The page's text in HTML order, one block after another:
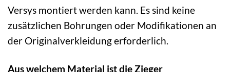
Versys montiert werden kann. Es sind keine
zusätzlichen Bohrungen oder Modifikationen an
der Originalverkleidung erforderlich.
Aus welchem Material ist die Zieger